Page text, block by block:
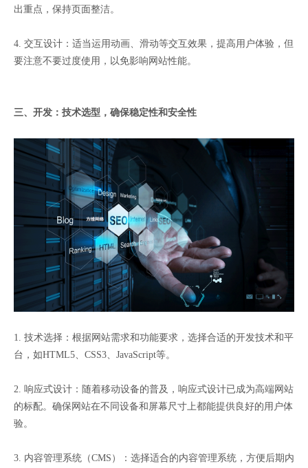
出重点，保持页面整洁。
4. 交互设计：适当运用动画、滑动等交互效果，提高用户体验，但
要注意不要过度使用，以免影响网站性能。
三、开发：技术选型，确保稳定性和安全性
1. 技术选择：根据网站需求和功能要求，选择合适的开发技术和平
台，如HTML5、CSS3、JavaScript等。
2. 响应式设计：随着移动设备的普及，响应式设计已成为高端网站
的标配。确保网站在不同设备和屏幕尺寸上都能提供良好的用户体
验。
3. 内容管理系统（CMS）：选择适合的内容管理系统，方便后期内